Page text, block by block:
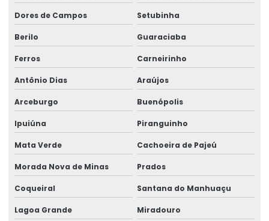
Dores de Campos Setubinha
Berilo Guaraciaba
Ferros Carneirinho
Antônio Dias Araújos
Arceburgo Buenópolis
Ipuiúna Piranguinho
Mata Verde Cachoeira de Pajeú
Morada Nova de Minas Prados
Coqueiral Santana do Manhuaçu
Lagoa Grande Miradouro